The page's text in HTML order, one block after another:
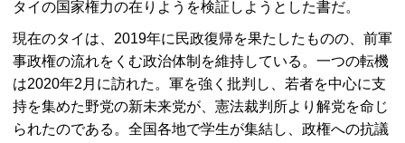
タイの国家権力の在りようを検証しようとした書だ。
現在のタイは、2019年に民政復帰を果たしたものの、前軍
事政権の流れをくむ政治体制を維持している。一つの転機
は2020年2月に訪れた。軍を強く批判し、若者を中心に支
持を集めた野党の新未来党が、憲法裁判所より解党を命じ
られたのである。全国各地で学生が集結し、政権への抗議